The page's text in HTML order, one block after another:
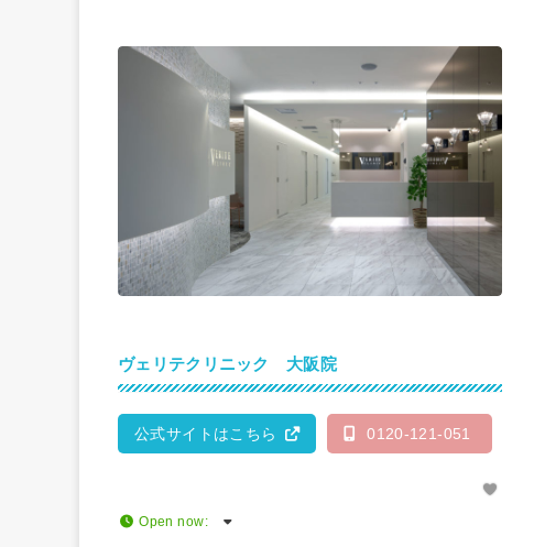
ヴェリテクリニック 大阪院
公式サイトはこちら 0120-121-051
Open now: